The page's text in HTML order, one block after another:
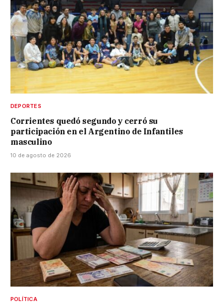
DEPORTES
Corrientes quedó segundo y cerró su
participación en el Argentino de Infantiles
masculino
10 de agosto de 2026
POLÍTICA